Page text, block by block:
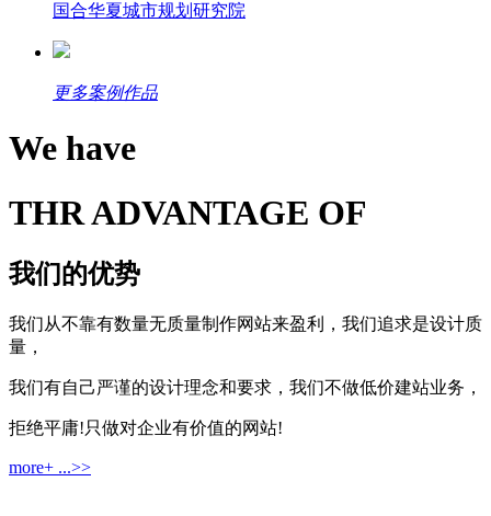
国合华夏城市规划研究院
更多案例作品
We have
THR ADVANTAGE OF
我们的优势
我们从不靠有数量无质量制作网站来盈利，我们追求是设计质
量，
我们有自己严谨的设计理念和要求，我们不做低价建站业务，
拒绝平庸!只做对企业有价值的网站!
more+ ...>>